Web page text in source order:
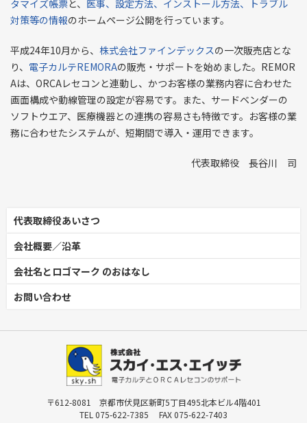
タマイズ帳票と、 医事、設定方法、インストール方法、トラブル
対策等の情報のホームページ公開を行っています。
平成24年10月から、 株式会社ファインデックスの一次販売店とな
り、 電子カルテREMORAの販売・サポートを始めました。REMOR
Aは、ORCAレセコンと連動し、かつお客様の業務内容に合わせた
画面構成や動線管理の設定が容易です。また、サードベンダーの
ソフトウエア、医療機器との連携の容易さも特徴です。お客様の業
務に合わせたシステムが、短期間で導入・運用できます。
代表取締役 長谷川 司
代表取締役あいさつ
会社概要／沿革
会社名とロゴマーク のおはなし
お問い合わせ
〒612-8081 京都市伏見区新町5丁目495北本ビル4階401
TEL 075-622-7385 FAX 075-622-7403